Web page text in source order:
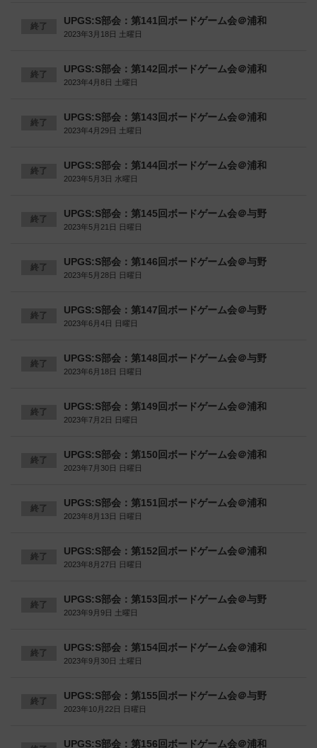
終了 UPGS:S部会：第141回ボードゲーム会＠浦和
2023年3月18日 土曜日
終了 UPGS:S部会：第142回ボードゲーム会＠浦和
2023年4月8日 土曜日
終了 UPGS:S部会：第143回ボードゲーム会＠浦和
2023年4月29日 土曜日
終了 UPGS:S部会：第144回ボードゲーム会＠浦和
2023年5月3日 水曜日
終了 UPGS:S部会：第145回ボードゲーム会＠与野
2023年5月21日 日曜日
終了 UPGS:S部会：第146回ボードゲーム会＠与野
2023年5月28日 日曜日
終了 UPGS:S部会：第147回ボードゲーム会＠与野
2023年6月4日 日曜日
終了 UPGS:S部会：第148回ボードゲーム会＠与野
2023年6月18日 日曜日
終了 UPGS:S部会：第149回ボードゲーム会＠浦和
2023年7月2日 日曜日
終了 UPGS:S部会：第150回ボードゲーム会＠浦和
2023年7月30日 日曜日
終了 UPGS:S部会：第151回ボードゲーム会＠浦和
2023年8月13日 日曜日
終了 UPGS:S部会：第152回ボードゲーム会＠浦和
2023年8月27日 日曜日
終了 UPGS:S部会：第153回ボードゲーム会＠与野
2023年9月9日 土曜日
終了 UPGS:S部会：第154回ボードゲーム会＠浦和
2023年9月30日 土曜日
終了 UPGS:S部会：第155回ボードゲーム会＠与野
2023年10月22日 日曜日
UPGS:S部会：第156回ボードゲーム会＠浦和